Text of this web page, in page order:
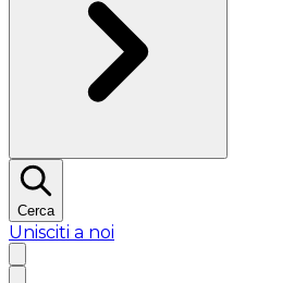
Cerca
Unisciti a noi